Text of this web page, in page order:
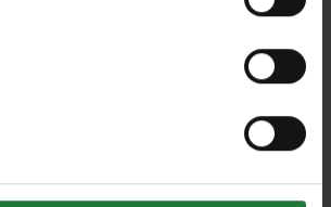
24 Issue
April/May 2022 Vol. 24
2022 Vol. 23 Issue 6